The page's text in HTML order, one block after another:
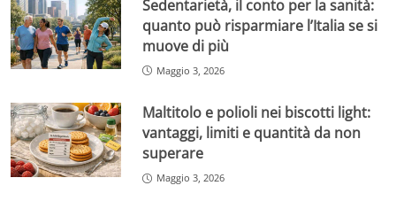
Sedentarietà, il conto per la sanità:
quanto può risparmiare l’Italia se si
muove di più
Maggio 3, 2026
Maltitolo e polioli nei biscotti light:
vantaggi, limiti e quantità da non
superare
Maggio 3, 2026